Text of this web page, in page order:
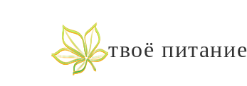
твоё питание